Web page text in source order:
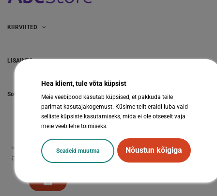
KIIRVIITED
LISAINFO
Hea klient, tule võta küpsist
Meie veebipood kasutab küpsised, et pakkuda teile
parimat kasutajakogemust. Küsime teilt eraldi luba vaid
selliste küpsiste kasutamiseks, mida ei ole otseselt vaja
meie veebilehe toimiseks.
Seadeid muutma Nõustun kõigiga
Sotsiaalmeedia